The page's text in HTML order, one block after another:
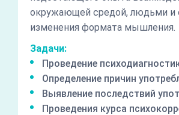
окружающей средой, людьми и
изменения формата мышления.
Задачи:
Проведение
Определение причин
Выявление последствий
Проведения курса